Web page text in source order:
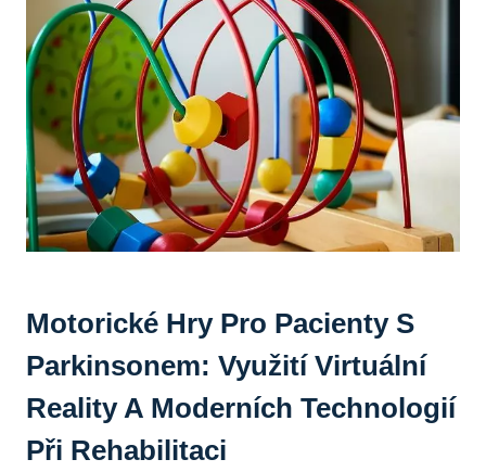
Motorické Hry Pro Pacienty S
Parkinsonem: Využití Virtuální
Reality A‌ Moderních Technologií
Při Rehabilitaci